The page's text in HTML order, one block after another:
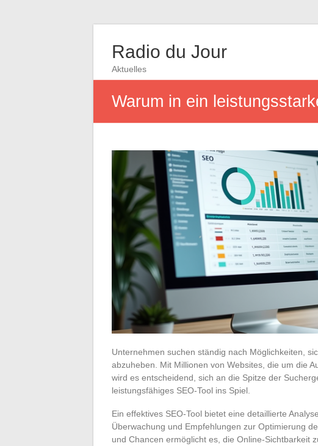
Radio du Jour
Aktuelles
Warum in ein
Unternehmen suchen ständig nach Möglichkeiten,
abzuheben. Mit Millionen von Websites, die um die
wird es entscheidend, sich an die Spitze der
leistungsfähiges SEO-Tool ins Spiel.
Ein effektives SEO-Tool bietet eine detaillierte
Überwachung und Empfehlungen zur Optimierung
und Chancen ermöglicht es, die Online-Sichtbarkeit